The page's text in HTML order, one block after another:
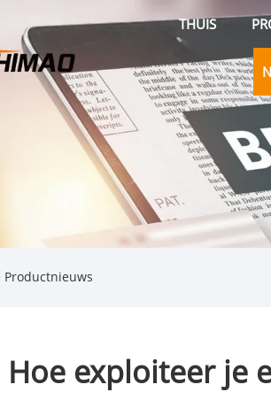
THUIS
Productnieuws
Hoe exploiteer je